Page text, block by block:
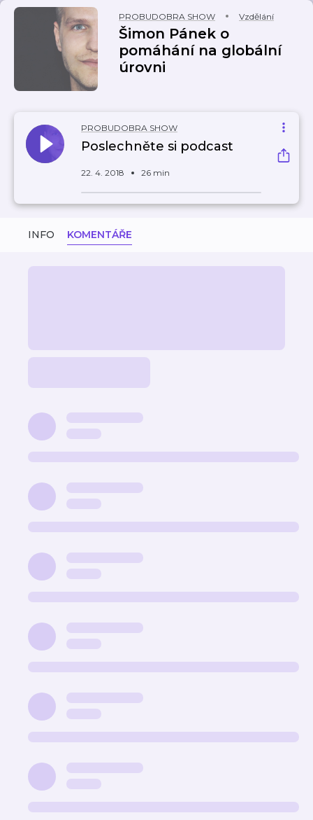
PROBUDOBRA SHOW Vzdělání
Šimon Pánek o
pomáhání na globální
úrovni
PROBUDOBRA SHOW
Poslechněte si podcast
22. 4. 2018 26 min
INFO KOMENTÁŘE